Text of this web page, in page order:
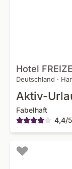
Hotel
Deutschland ·
Aktiv-
Fabelhaft
4,4/5